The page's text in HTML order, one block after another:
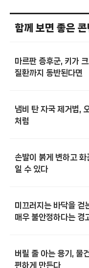
함께 보면 좋은 콘
마르판 증후군, 키가
질환까지 동반된다면
냄비 탄 자국 제거법,
처럼
손발이 붉게 변하고 화
일 수 있다
미끄러지는 바닥을 걷
매우 불안정하다는 경
버릴 줄 아는 용기, 물
편하게 만든다